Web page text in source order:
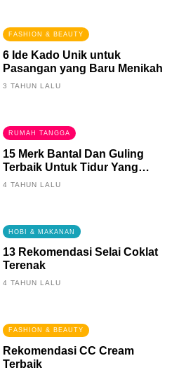
FASHION & BEAUTY
6 Ide Kado Unik untuk
Pasangan yang Baru Menikah
3 TAHUN LALU
RUMAH TANGGA
15 Merk Bantal Dan Guling
Terbaik Untuk Tidur Yang
Berkualitas
4 TAHUN LALU
HOBI & MAKANAN
13 Rekomendasi Selai Coklat
Terenak
4 TAHUN LALU
FASHION & BEAUTY
Rekomendasi CC Cream
Terbaik